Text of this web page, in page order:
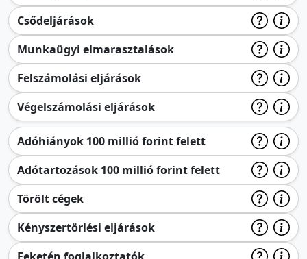
Csődeljárások
Munkaügyi elmarasztalások
Felszámolási eljárások
Végelszámolási eljárások
Adóhiányok 100 millió forint felett
Adótartozások 100 millió forint felett
Törölt cégek
Kényszertörlési eljárások